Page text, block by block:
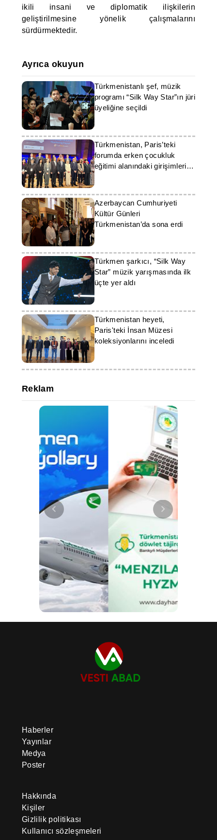
ikili insani ve diplomatik ilişkilerin
geliştirilmesine yönelik çalışmalarını
sürdürmektedir.
Ayrıca okuyun
Türkmenistanlı şef, müzik
programı “Silk Way Star”ın jüri
üyeliğine seçildi
Türkmenistan, Paris’teki
forumda erken çocukluk
eğitimi alanındaki girişimlerini
sundu
Azerbaycan Cumhuriyeti
Kültür Günleri
Türkmenistan’da sona erdi
Türkmen şarkıcı, “Silk Way
Star” müzik yarışmasında ilk
üçte yer aldı
Türkmenistan heyeti,
Paris'teki İnsan Müzesi
koleksiyonlarını inceledi
Reklam
Haberler
Yayınlar
Medya
Poster
Hakkında
Kişiler
Gizlilik politikası
Kullanıcı sözleşmeleri